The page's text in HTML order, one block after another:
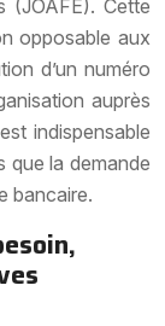
(JOAFE). Cette
opposable aux
d’un numéro
auprès
indispensable
que la demande
bancaire.